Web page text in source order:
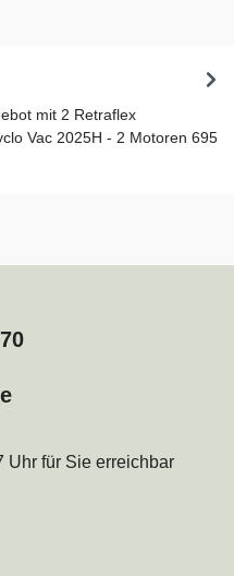
mit 2 Retraflex
Vac 2025H - 2 Motoren 695
Uhr für Sie erreichbar